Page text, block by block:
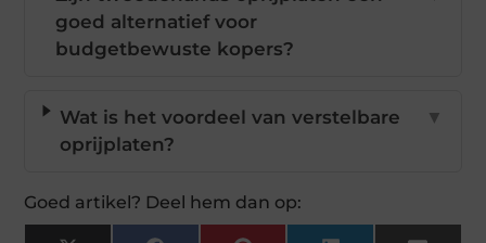
goed alternatief voor
budgetbewuste kopers?
Wat is het voordeel van verstelbare
oprijplaten?
▼
Goed artikel? Deel hem dan op: